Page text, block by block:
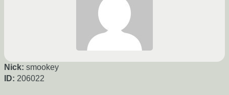
Nick: smookey
ID: 206022